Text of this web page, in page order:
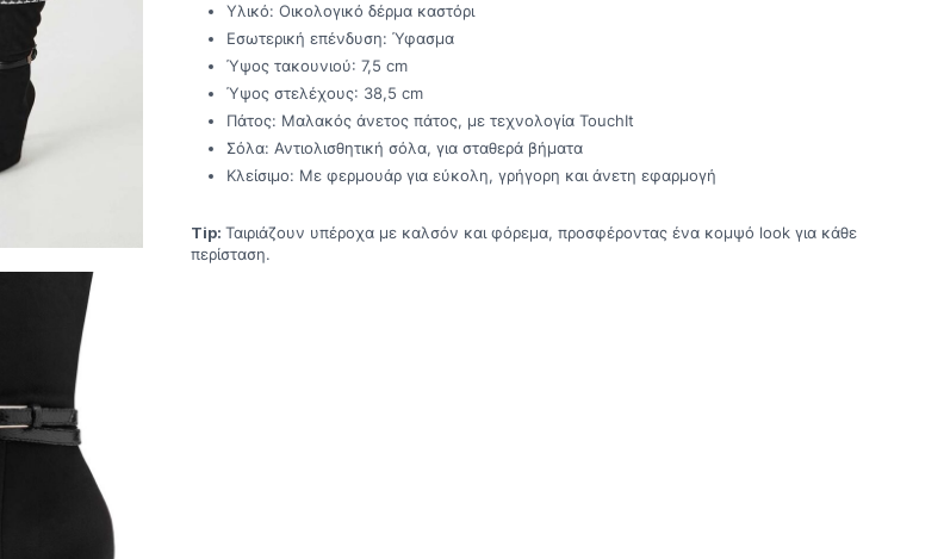
Υλικό: Οικολογικό δέρμα καστόρι
Εσωτερική επένδυση: Ύφασμα
Ύψος τακουνιού: 7,5 cm
Ύψος στελέχους: 38,5 cm
Πάτος: Μαλακός άνετος πάτος, με τεχνολογία TouchIt
Σόλα: Αντιολισθητική σόλα, για σταθερά βήματα
Κλείσιμο: Με φερμουάρ για εύκολη, γρήγορη και άνετη εφαρμογή
Tip: Ταιριάζουν υπέροχα με καλσόν και φόρεμα, προσφέροντας ένα κομψό look για κάθε
περίσταση.